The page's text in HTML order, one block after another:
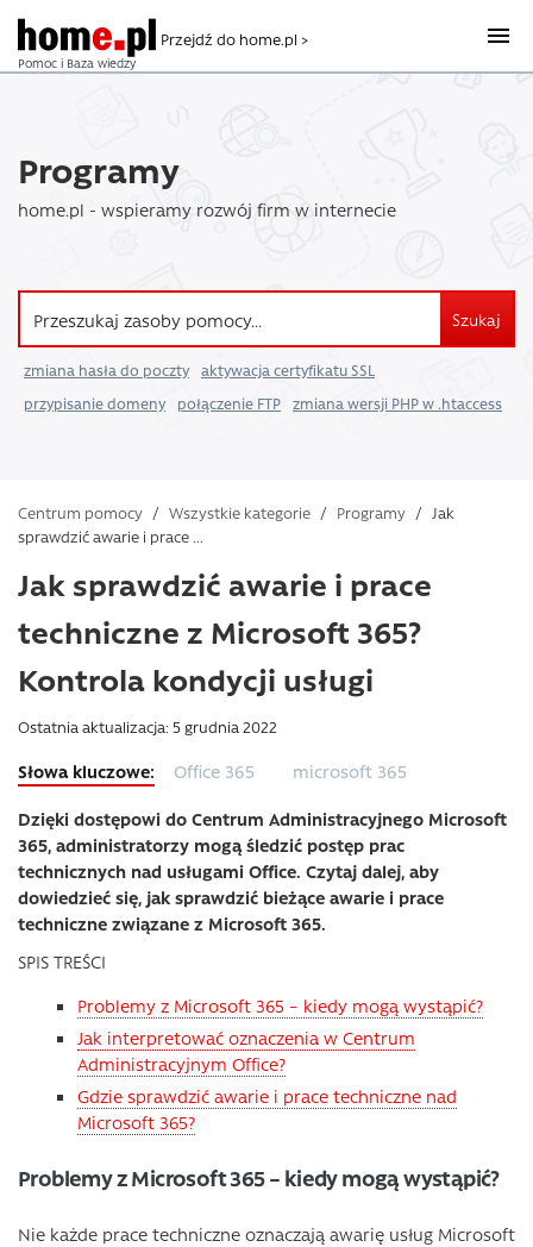
Pomoc i Baza wiedzy
Przejdź do home.pl >
Programy
home.pl - wspieramy rozwój firm w internecie
Szukaj
zmiana hasła do poczty
aktywacja certyfikatu SSL
przypisanie domeny
połączenie FTP zmiana wersji PHP w .htaccess
Centrum pomocy / Wszystkie kategorie / Programy /
Jak
sprawdzić awarie i prace ...
Jak sprawdzić awarie i prace
techniczne z Microsoft 365?
Kontrola kondycji usługi
Ostatnia aktualizacja: 5 grudnia 2022
Office 365
microsoft 365
Dzięki dostępowi do Centrum Administracyjnego Microsoft
365, administratorzy mogą śledzić postęp prac
technicznych nad usługami Office. Czytaj dalej, aby
dowiedzieć się, jak sprawdzić bieżące awarie i prace
techniczne związane z Microsoft 365.
SPIS TREŚCI
Problemy z Microsoft 365 – kiedy mogą wystąpić?
Jak interpretować oznaczenia w Centrum
Administracyjnym Office?
Gdzie sprawdzić awarie i prace techniczne nad
Microsoft 365?
Problemy z Microsoft 365 – kiedy mogą wystąpić?
Nie każde prace techniczne oznaczają awarię usług Microsoft